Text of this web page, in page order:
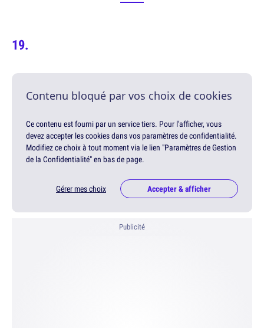
Contenu bloqué par vos choix de cookies
Ce contenu est fourni par un service tiers. Pour l'afficher, vous
devez accepter les cookies dans vos paramètres de confidentialité.
Modifiez ce choix à tout moment via le lien "Paramètres de Gestion
de la Confidentialité" en bas de page.
Gérer mes choix Accepter & afficher
Publicité